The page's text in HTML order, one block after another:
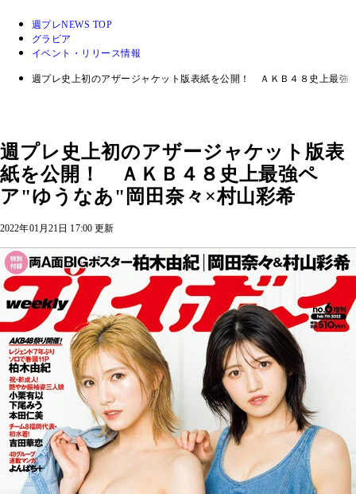
週プレNEWS TOP
グラビア
イベント・リリース情報
週プレ史上初のアザージャケット版表紙を公開！ ＡＫＢ４８史上最強
週プレ史上初のアザージャケット版表
紙を公開！ ＡＫＢ４８史上最強ペ
ア"ゆうなあ"岡田奈々×村山彩希
2022年01月21日 17:00 更新